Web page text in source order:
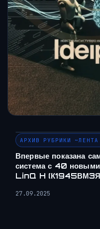
АРХИВ РУБРИКИ ~ЛЕНТА
Впервые показана
система с 40
LinQ H
27.09.2025